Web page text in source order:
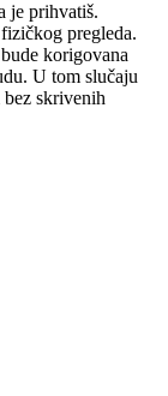
je prihvatiš.
pregleda.
korigovana
U tom slučaju
skrivenih